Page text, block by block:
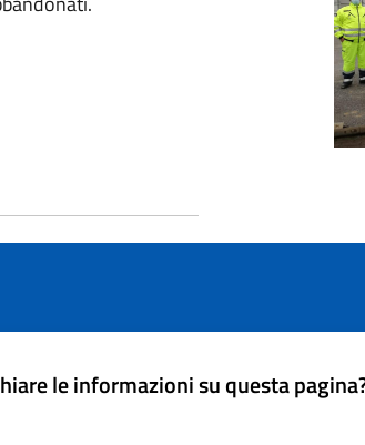
le informazioni su questa